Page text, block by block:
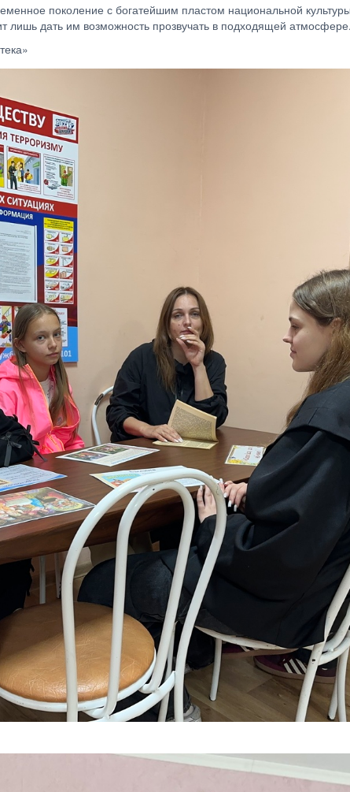
поколение с богатейшим пластом национальной
лишь дать им возможность прозвучать в подходящей атмосфере.